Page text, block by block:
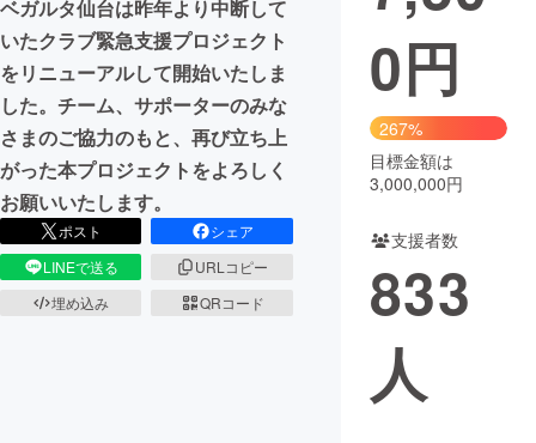
ビジネス・起業
まちづくり・地域活性化
CAMPFIRE for Social Good
CAMPFIRE Creation
CAMPFIREふるさと納税
コミュニティ
ベガルタ仙台は昨年より中断して
いたクラブ緊急支援プロジェクト
をリニューアルして開始いたしま
した。チーム、サポーターのみな
さまのご協力のもと、再び立ち上
がった本プロジェクトをよろしく
お願いいたします。
ポスト
シェア
LINEで送る
URLコピー
埋め込み
QRコード
0円
267%
目標金額は
3,000,000円
支援者数
833
人